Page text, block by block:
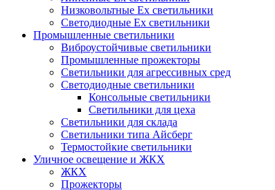
Низковольтные Ex светильники
Светодиодные Ex светильники
Промышленные светильники
Виброустойчивые светильники
Промышленные прожекторы
Светильники для агрессивных сред
Светодиодные светильники
Консольные светильники
Светильники для цеха
Светильники для склада
Светильники типа Айсберг
Термостойкие светильники
Уличное освещение и ЖКХ
ЖКХ
Прожекторы